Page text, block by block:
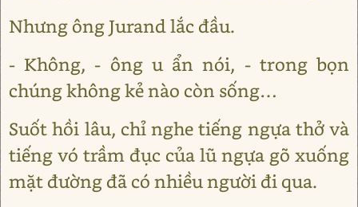
Nhưng ông Jurand lắc đầu.
- Không, - ông u ẩn nói, - trong bọn
chúng không kẻ nào còn sống…
Suốt hồi lâu, chỉ nghe tiếng ngựa thở và
tiếng vó trầm đục của lũ ngựa gõ xuống
mặt đường đã có nhiều người đi qua.